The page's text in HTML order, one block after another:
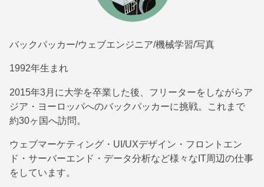
バックパッカー/ウェブエンジニア/機械学習/写真
1992年生まれ
2015年3月に大学を卒業した後、フリーターをしながらア
ジア・ヨーロッパへのバックパッカーに挑戦。これまで
約30ヶ国へ訪問。
ウェブマーケティング・UI/UXデザイン・フロントエン
ド・サーバーエンド・データ分析など様々なIT周辺の仕事
をしています。